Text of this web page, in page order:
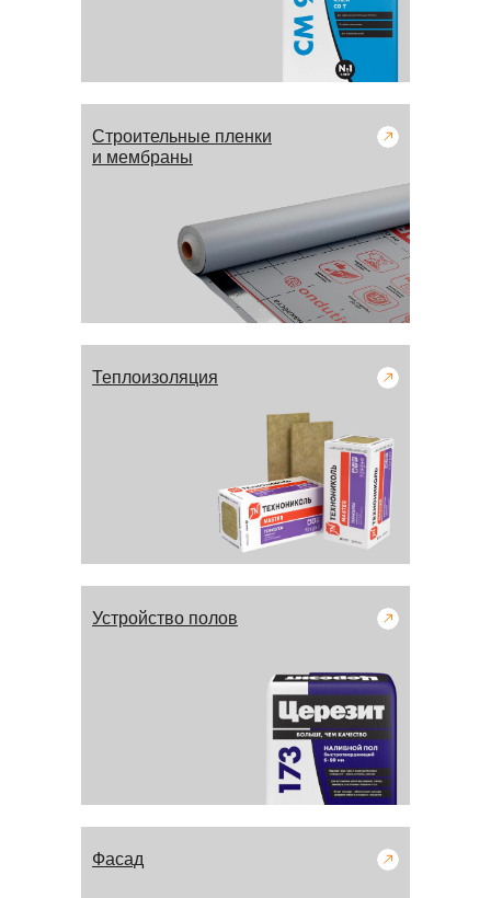
Фасад
Устройство полов
Строительные пленки
и мембраны
Теплоизоляция